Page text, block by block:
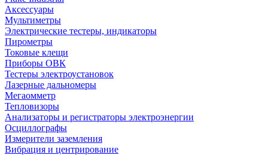
Аксессуары
Мультиметры
Электрические тестеры, индикаторы
Пирометры
Токовые клещи
Приборы ОВК
Тестеры электроустановок
Лазерные дальномеры
Мегаомметр
Тепловизоры
Анализаторы и регистраторы электроэнергии
Осциллографы
Измерители заземления
Вибрация и центрирование